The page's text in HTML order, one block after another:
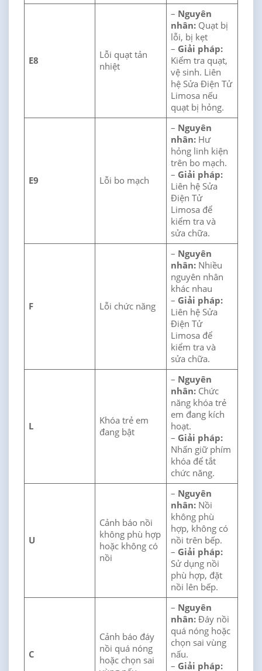
E8
Lỗi quạt tản
nhiệt
– Nguyên
nhân: Quạt bị
lỗi, bị kẹt
– Giải pháp:
Kiểm tra quạt,
vệ sinh. Liên
hệ Sửa Điện Tử
Limosa nếu
quạt bị hỏng.
E9 Lỗi bo mạch
– Nguyên
nhân: Hư
hỏng linh kiện
trên bo mạch.
– Giải pháp:
Liên hệ Sửa
Điện Tử
Limosa để
kiểm tra và
sửa chữa.
F Lỗi chức năng
– Nguyên
nhân: Nhiều
nguyên nhân
khác nhau
– Giải pháp:
Liên hệ Sửa
Điện Tử
Limosa để
kiểm tra và
sửa chữa.
L
Khóa trẻ em
đang bật
– Nguyên
nhân: Chức
năng khóa trẻ
em đang kích
hoạt.
– Giải pháp:
Nhấn giữ phím
khóa để tắt
chức năng.
U
Cảnh báo nồi
không phù hợp
hoặc không có
nồi
– Nguyên
nhân: Nồi
không phù
hợp, không có
nồi trên bếp.
– Giải pháp:
Sử dụng nồi
phù hợp, đặt
nồi lên bếp.
C
Cảnh báo đáy
nồi quá nóng
hoặc chọn sai
– Nguyên
nhân:Đáy nồi
quá nóng hoặc
chọn sai vùng
nấu.
– Giải pháp: